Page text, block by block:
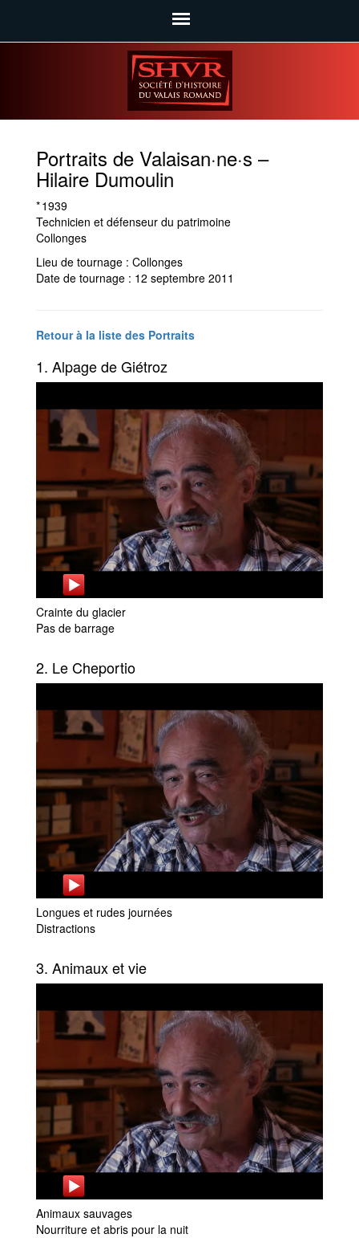
SHVR
Portraits de Valaisan·ne·s –
Hilaire Dumoulin
* 1939
Technicien et défenseur du patrimoine
Collonges
Lieu de tournage : Collonges
Date de tournage : 12 septembre 2011
Retour à la liste des Portraits
1. Alpage de Giétroz
Crainte du glacier
Pas de barrage
2. Le Cheportio
Longues et rudes journées
Distractions
3. Animaux et vie
Animaux sauvages
Nourriture et abris pour la nuit